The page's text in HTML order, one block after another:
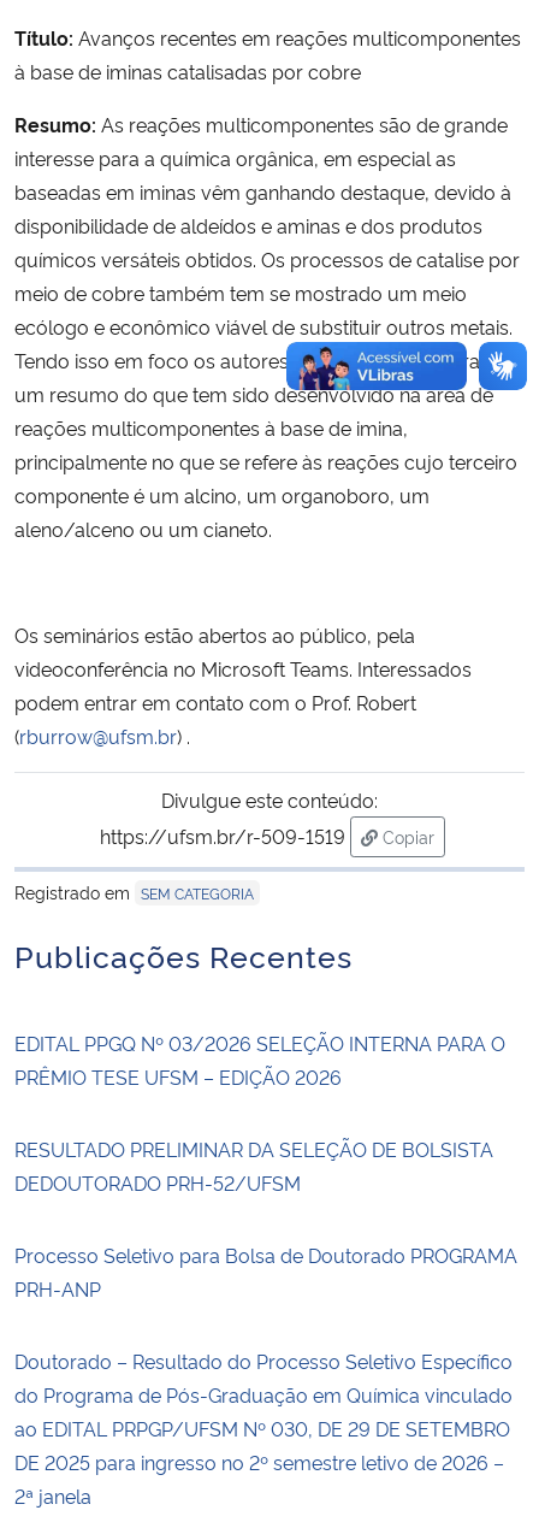
Título: Avanços recentes em reações multicomponentes
à base de iminas catalisadas por cobre
Resumo: As reações multicomponentes são de grande
interesse para a química orgânica, em especial as
baseadas em iminas vêm ganhando destaque, devido à
disponibilidade de aldeídos e aminas e dos produtos
químicos versáteis obtidos. Os processos de catalise por
meio de cobre também tem se mostrado um meio
ecólogo e econômico viável de substituir outros metais.
Tendo isso em foco os autores deste artigo realizaram
um resumo do que tem sido desenvolvido na área de
reações multicomponentes à base de imina,
principalmente no que se refere às reações cujo terceiro
componente é um alcino, um organoboro, um
aleno/alceno ou um cianeto.
Os seminários estão abertos ao público, pela
videoconferência no Microsoft Teams. Interessados
podem entrar em contato com o Prof. Robert
(rburrow@ufsm.br) .
Divulgue este conteúdo:
https://ufsm.br/r-509-1519
Copiar
para área de
Registrado em SEM CATEGORIA
Publicações Recentes
EDITAL PPGQ Nº 03/2026 SELEÇÃO INTERNA PARA O
PRÊMIO TESE UFSM – EDIÇÃO 2026
RESULTADO PRELIMINAR DA SELEÇÃO DE BOLSISTA
DEDOUTORADO PRH-52/UFSM
Processo Seletivo para Bolsa de Doutorado PROGRAMA
PRH-ANP
Doutorado – Resultado do Processo Seletivo Específico
do Programa de Pós-Graduação em Química vinculado
ao EDITAL PRPGP/UFSM Nº 030, DE 29 DE SETEMBRO
DE 2025 para ingresso no 2º semestre letivo de 2026 –
2ª janela